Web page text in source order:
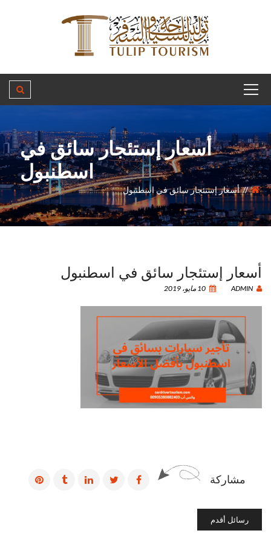
أسعار إستئجار سائق في
اسطنبول
أسعار إستئجار سائق في اسطنبول
أسعار إستئجار سائق في اسطنبول
مشاركة
رسائل أقدم